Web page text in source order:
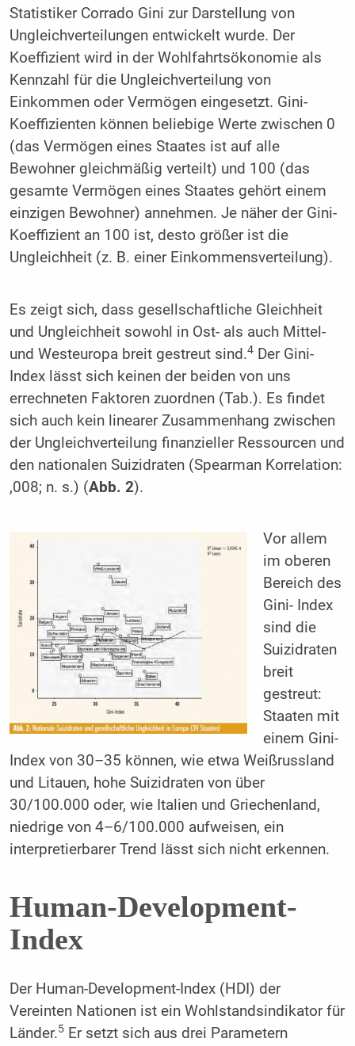
Statistiker Corrado Gini zur Darstellung von
Ungleichverteilungen entwickelt wurde. Der
Koeffizient wird in der Wohlfahrtsökonomie als
Kennzahl für die Ungleichverteilung von
Einkommen oder Vermögen eingesetzt. Gini-
Koeffizienten können beliebige Werte zwischen 0
(das Vermögen eines Staates ist auf alle
Bewohner gleichmäßig verteilt) und 100 (das
gesamte Vermögen eines Staates gehört einem
einzigen Bewohner) annehmen. Je näher der Gini-
Koeffizient an 100 ist, desto größer ist die
Ungleichheit (z. B. einer Einkommensverteilung).
Es zeigt sich, dass gesellschaftliche Gleichheit
und Ungleichheit sowohl in Ost- als auch Mittel-
und Westeuropa breit gestreut sind.4Der Gini-
Index lässt sich keinen der beiden von uns
errechneten Faktoren zuordnen (Tab.). Es findet
sich auch kein linearer Zusammenhang zwischen
der Ungleichverteilung finanzieller Ressourcen und
den nationalen Suizidraten (Spearman Korrelation:
,008; n. s.) (Abb. 2).
Vor allem
im oberen
Bereich des
Gini- Index
sind die
Suizidraten
breit
gestreut:
Staaten mit
einem Gini-
Index von 30–35 können, wie etwa Weißrussland
und Litauen, hohe Suizidraten von über
30/100.000 oder, wie Italien und Griechenland,
niedrige von 4–6/100.000 aufweisen, ein
interpretierbarer Trend lässt sich nicht erkennen.
Human-Development-
Index
Der Human-Development-Index (HDI) der
Vereinten Nationen ist ein Wohlstandsindikator für
Länder.5Er setzt sich aus drei Parametern